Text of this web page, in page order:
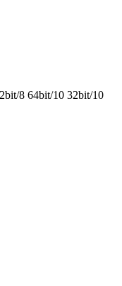
8 64bit/10 32bit/10